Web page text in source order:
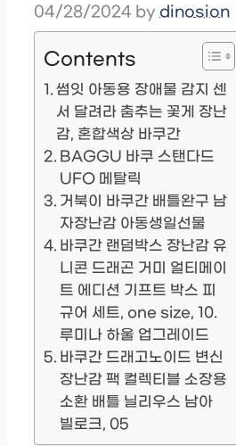
04/28/2024 by dinosion
Contents
썸잇 아동용 장애물 감지 센
서 달려라 춤추는 꽃게 장난
감, 혼합색상 바쿠간
BAGGU 바쿠 스탠다드
UFO 메탈릭
거북이 바쿠간 배틀완구 남
자장난감 아동생일선물
바쿠간 랜덤박스 장난감 유
니콘 드래곤 거미 얼티메이
트 에디션 기프트 박스 피
규어 세트, one size, 10.
루미나 하울 업그레이드
바쿠간 드래고노이드 변신
장난감 팩 컬렉티블 소장용
소환 배틀 닐리우스 남아
빌로크, 05